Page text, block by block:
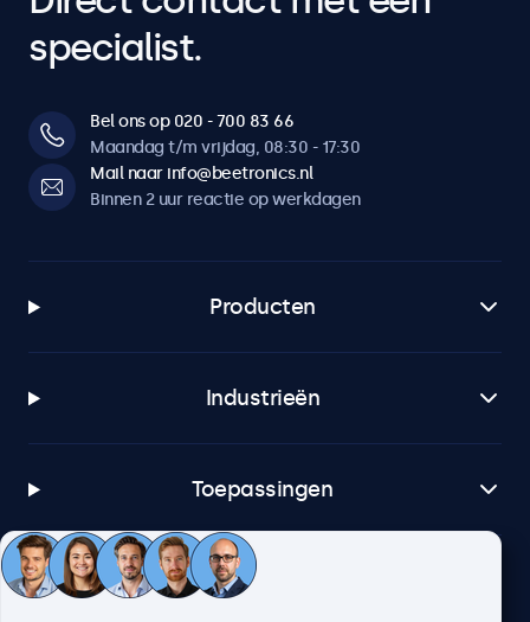
specialist.
Bel ons op 020 - 700 83 66
Maandag t/m vrijdag, 08:30 - 17:30
Mail naar info@beetronics.nl
Binnen 2 uur reactie op werkdagen
Producten
Industrieën
Toepassingen
Klantenservice